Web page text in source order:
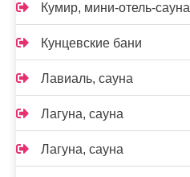
Кумир, мини-отель-сауна
Кунцевские бани
Лавиаль, сауна
Лагуна, сауна
Лагуна, сауна